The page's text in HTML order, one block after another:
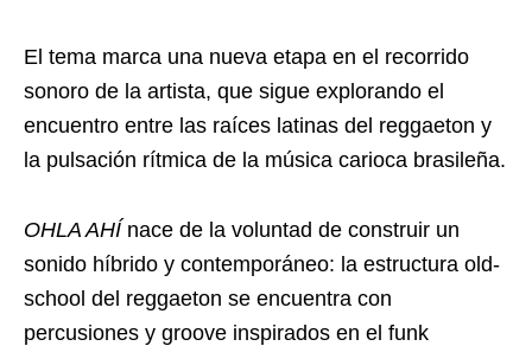
El tema marca una nueva etapa en el recorrido
sonoro de la artista, que sigue explorando el
encuentro entre las raíces latinas del reggaeton y
la pulsación rítmica de la música carioca brasileña.
OHLA AHÍ nace de la voluntad de construir un
sonido híbrido y contemporáneo: la estructura old-
school del reggaeton se encuentra con
percusiones y groove inspirados en el funk